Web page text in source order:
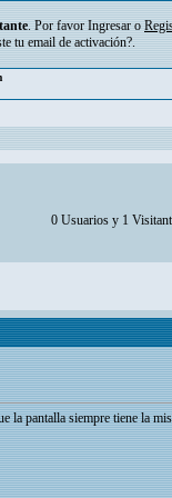
. Por favor Ingresar o
tu email de activación?.
0 Usuarios y 1
la pantalla siempre tiene la